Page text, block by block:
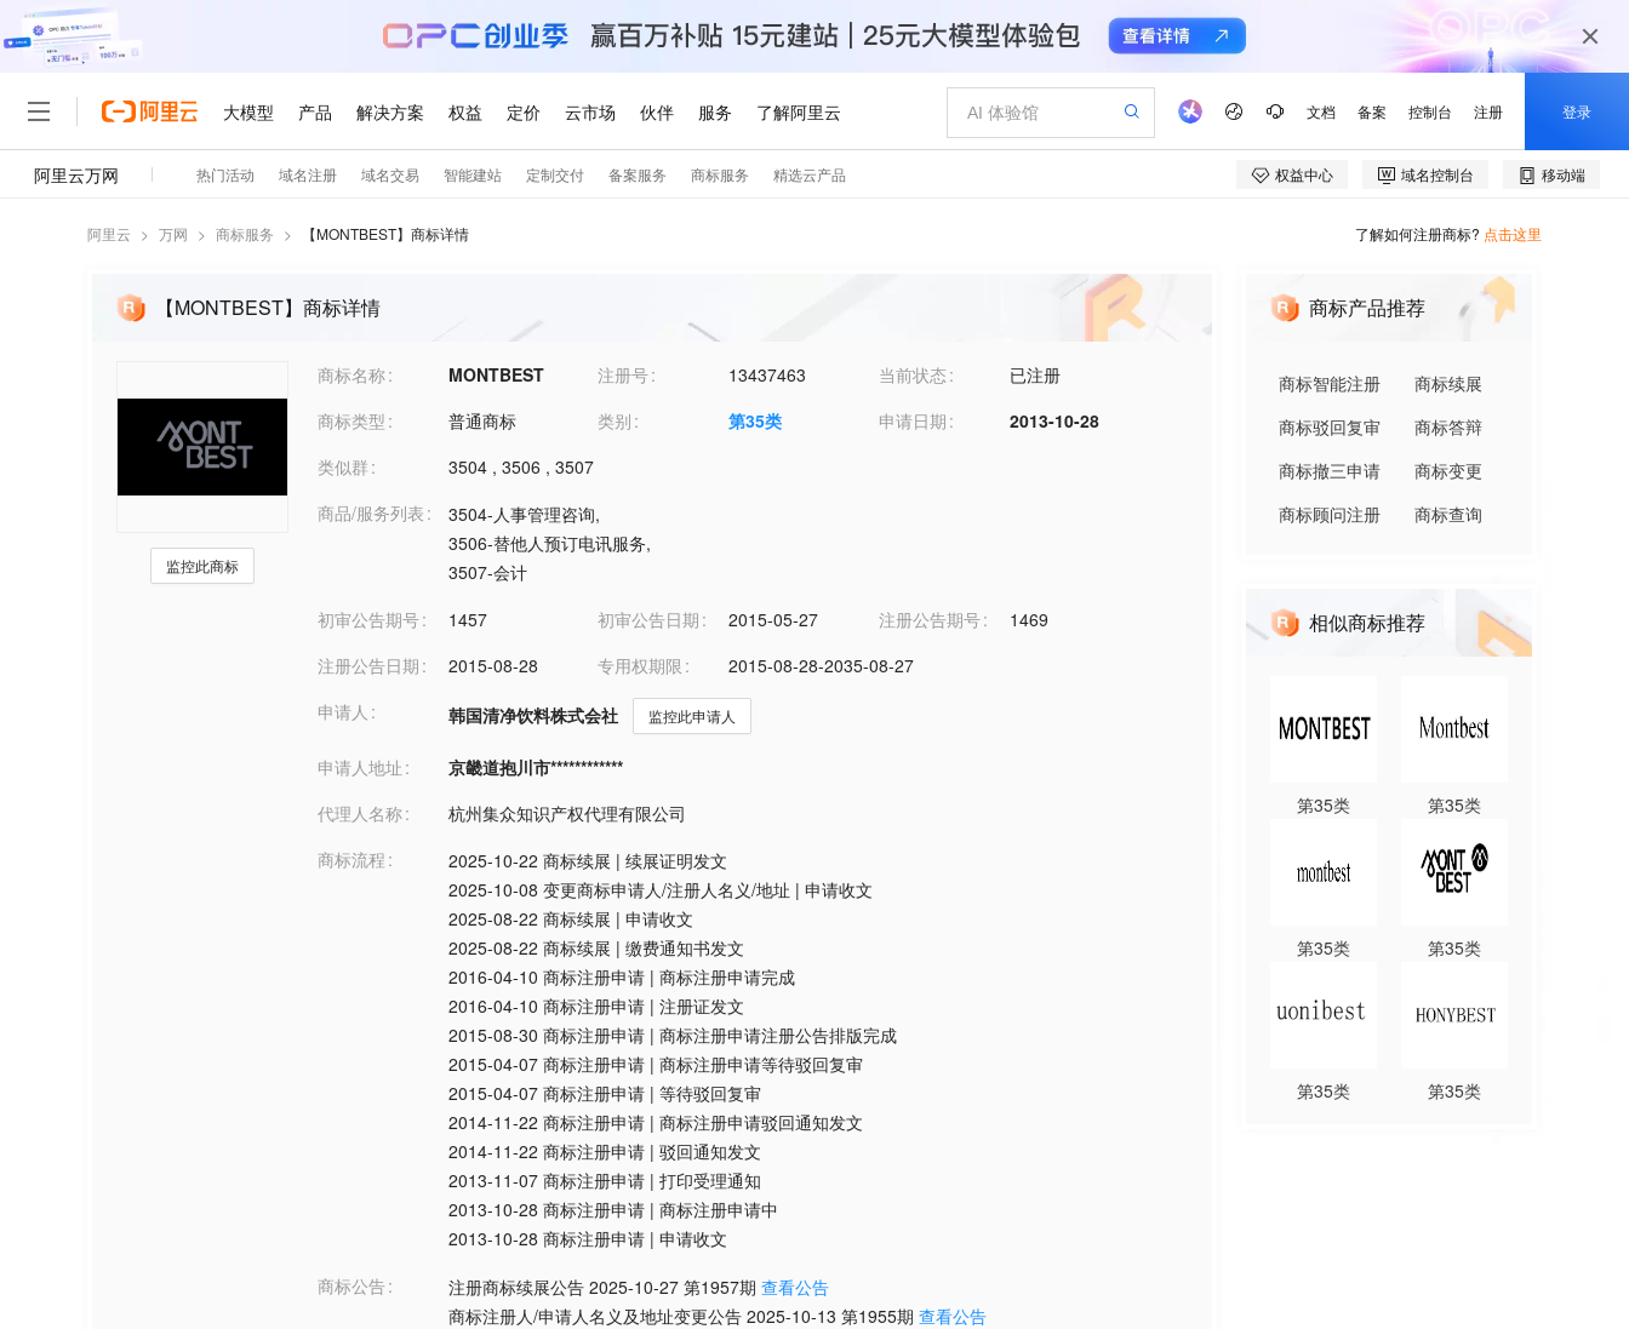
阿里云 > 万网 > 商标服务 > 【MONTBEST】商标详情 了解如何注册商标? 点击这里
【MONTBEST】商标详情
监控此商标
商标名称 MONTBEST 注册号 13437463 当前状态
已注册
商标类型
普通商标 类别 第35类 申请日期
2013-10-28
类似群
3504 , 3506 , 3507
商品/服务列表
3504-人事管理咨询,
3506-替他人预订电讯服务,
3507-会计
初审公告期号
1457 初审公告日期 2015-05-27 注册公告期号
1469
注册公告日期
2015-08-28 专用权期限
2015-08-28-2035-08-27
申请人
韩国清净饮料株式会社 监控此申请人
申请人地址
京畿道抱川市************
代理人名称
杭州集众知识产权代理有限公司
商标流程
2025-10-22 商标续展 | 续展证明发文
2025-10-08 变更商标申请人/注册人名义/地址 | 申请收文
2025-08-22 商标续展 | 申请收文
2025-08-22 商标续展 | 缴费通知书发文
2016-04-10 商标注册申请 | 商标注册申请完成
2016-04-10 商标注册申请 | 注册证发文
2015-08-30 商标注册申请 | 商标注册申请注册公告排版完成
2015-04-07 商标注册申请 | 商标注册申请等待驳回复审
2015-04-07 商标注册申请 | 等待驳回复审
2014-11-22 商标注册申请 | 商标注册申请驳回通知发文
2014-11-22 商标注册申请 | 驳回通知发文
2013-11-07 商标注册申请 | 打印受理通知
2013-10-28 商标注册申请 | 商标注册申请中
2013-10-28 商标注册申请 | 申请收文
商标公告
注册商标续展公告 2025-10-27 第1957期 查看公告
商标注册人/申请人名义及地址变更公告 2025-10-13 第1955期 查看公告
商标产品推荐
商标智能注册
商标续展
商标驳回复审
商标答辩
商标撤三申请
商标变更
商标顾问注册
商标查询
相似商标推荐
第35类 第35类
第35类 第35类
第35类 第35类